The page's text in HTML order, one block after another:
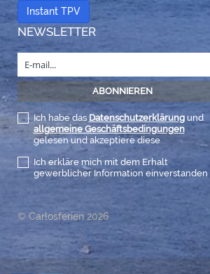
Instant TPV
NEWSLETTER
Ich habe das Datenschutzerklärungund
allgemeine Geschäftsbedingungen
gelesen und akzeptiere diese
Ich erkläre mich mit dem Erhalt
gewerblicher Information einverstanden
© Carlosferien 2026